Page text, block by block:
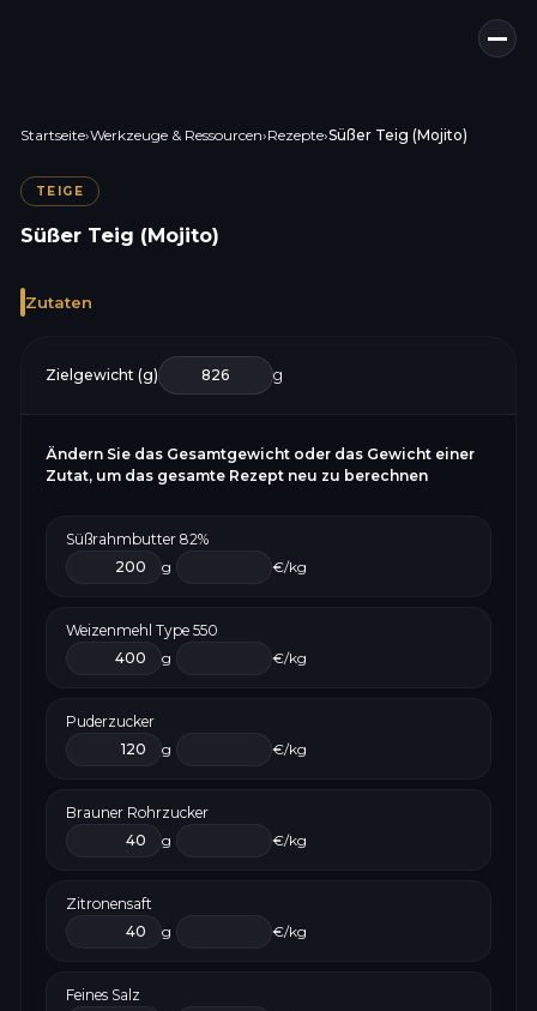
Startseite›Werkzeuge & Ressourcen›Rezepte›Süßer Teig (Mojito)
TEIGE
Süßer Teig (Mojito)
Zutaten
Zielgewicht (g) g
Ändern Sie das Gesamtgewicht oder das Gewicht einer
Zutat, um das gesamte Rezept neu zu berechnen
Süßrahmbutter 82%
g
€/kg
Weizenmehl Type 550
g
€/kg
Puderzucker
g
€/kg
Brauner Rohrzucker
g
€/kg
Zitronensaft
g
€/kg
Feines Salz